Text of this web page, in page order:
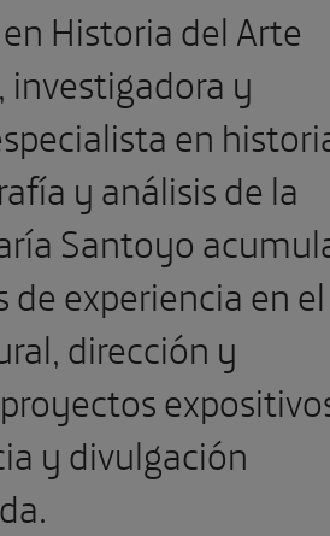
Historia del Arte
investigadora y
en
y análisis de la
Santoyo
de experiencia en el
dirección y
y divulgación